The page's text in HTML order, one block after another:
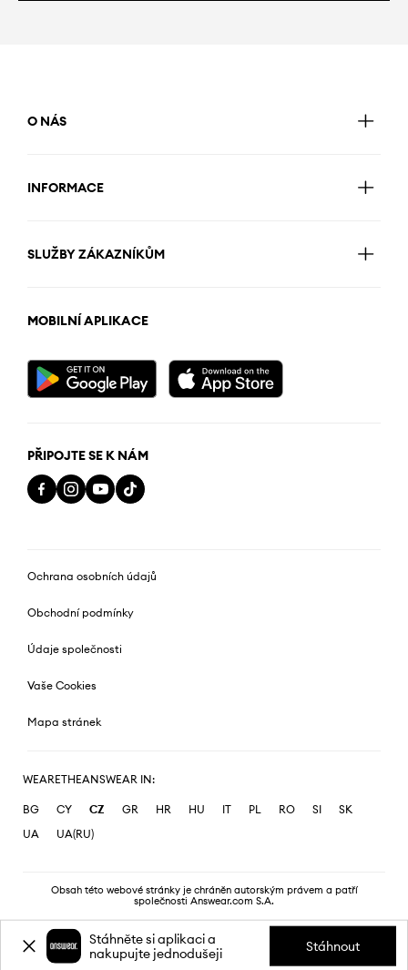
O NÁS
INFORMACE
SLUŽBY ZÁKAZNÍKŮM
MOBILNÍ APLIKACE
PŘIPOJTE SE K NÁM
Ochrana osobních údajů
Obchodní podmínky
Údaje společnosti
Vaše Cookies
Mapa stránek
WEARETHEANSWEAR IN:
BG CY CZ GR HR HU IT PL RO SI
SK
UA
UA(RU)
Obsah této webové stránky je chráněn autorským právem a patří
společnosti Answear.com S.A.
Stáhněte si aplikaci a
nakupujte jednodušeji
Stáhnout